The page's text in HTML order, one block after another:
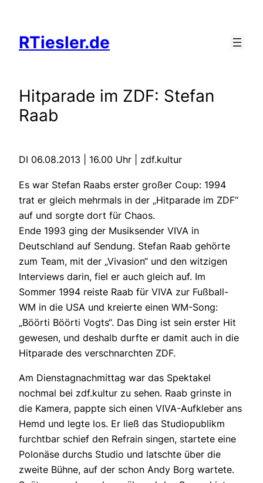
springen
RTiesler.de
Hitparade im ZDF: Stefan
Raab
DI 06.08.2013 | 16.00 Uhr | zdf.kultur
Es war Stefan Raabs erster großer Coup: 1994
trat er gleich mehrmals in der „Hitparade im ZDF“
auf und sorgte dort für Chaos.
Ende 1993 ging der Musiksender VIVA in
Deutschland auf Sendung. Stefan Raab gehörte
zum Team, mit der „Vivasion“ und den witzigen
Interviews darin, fiel er auch gleich auf. Im
Sommer 1994 reiste Raab für VIVA zur Fußball-
WM in die USA und kreierte einen WM-Song:
„Böörti Böörti Vogts“. Das Ding ist sein erster Hit
gewesen, und deshalb durfte er damit auch in die
Hitparade des verschnarchten ZDF.
Am Dienstagnachmittag war das Spektakel
nochmal bei zdf.kultur zu sehen. Raab grinste in
die Kamera, pappte sich einen VIVA-Aufkleber ans
Hemd und legte los. Er ließ das Studiopublikm
furchtbar schief den Refrain singen, startete eine
Polonäse durchs Studio und latschte über die
zweite Bühne, auf der schon Andy Borg wartete.